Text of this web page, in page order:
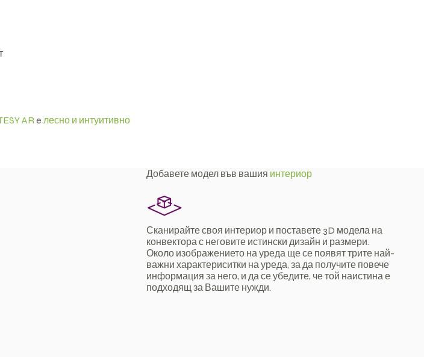
Добавете модел във вашия интериор
Сканирайте своя интериор и поставете 3D модела на
конвектора с неговите истински дизайн и размери.
Около изображението на уреда ще се появят трите най-
важни характериситки на уреда, за да получите повече
информация за него, и да се убедите, че той наистина е
подходящ за Вашите нужди.
AR e лесно и интуитивно